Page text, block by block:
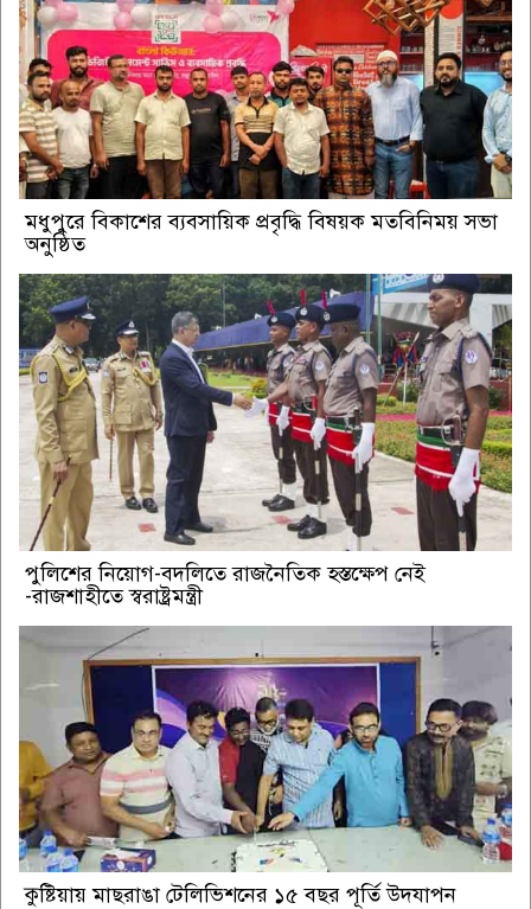
মধুপুরে বিকাশের ব্যবসায়িক প্রবৃদ্ধি বিষয়ক মতবিনিময় সভা
অনুষ্ঠিত
পুলিশের নিয়োগ-বদলিতে রাজনৈতিক হস্তক্ষেপ নেই
-রাজশাহীতে স্বরাষ্ট্রমন্ত্রী
কুষ্টিয়ায় মাছরাঙা টেলিভিশনের ১৫ বছর পূর্তি উদযাপন